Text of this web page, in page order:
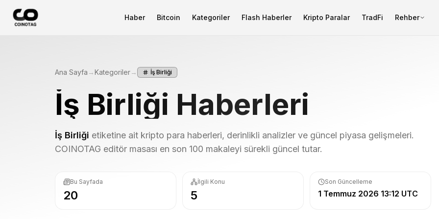
Haber Bitcoin Kategoriler Flash Haberler Kripto Paralar TradFi Rehber
Ana Sayfa →Kategoriler→ İş Birliği
İş Birliği Haberleri
İş Birliği etiketine ait kripto para haberleri, derinlikli analizler ve güncel piyasa gelişmeleri.
COINOTAG editör masası en son 100 makaleyi sürekli güncel tutar.
Bu Sayfada
20
İlgili Konu
5
Son Güncelleme
1 Temmuz 2026 13:12 UTC